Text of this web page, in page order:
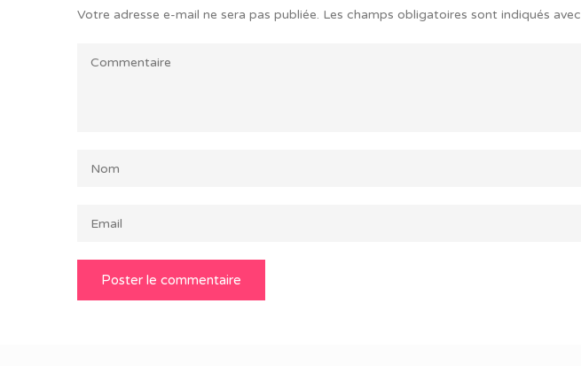
Votre adresse e-mail ne sera pas publiée. Les champs obligatoires sont indiqués avec